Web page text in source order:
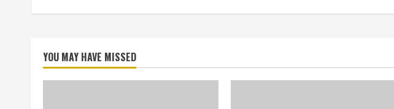
YOU MAY HAVE MISSED